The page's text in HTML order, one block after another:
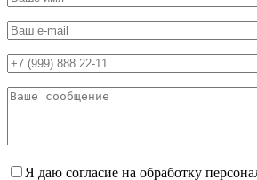
Я даю согласие на обработку